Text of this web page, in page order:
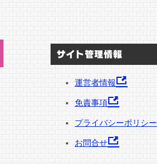
サイト管理情報
運営者情報
免責事項
プライバシーポリシー
お問合せ